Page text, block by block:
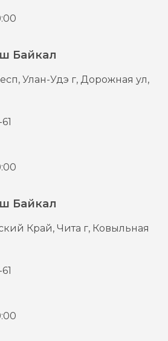
Байкал
Улан-Удэ г,Дорожная ул,
Байкал
Край, Чита г, Ковыльная